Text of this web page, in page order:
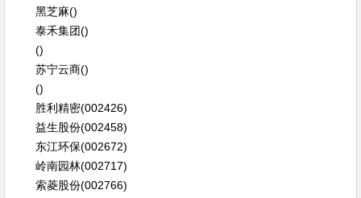
黑芝麻()
泰禾集团()
()
苏宁云商()
()
胜利精密(002426)
益生股份(002458)
东江环保(002672)
岭南园林(002717)
索菱股份(002766)